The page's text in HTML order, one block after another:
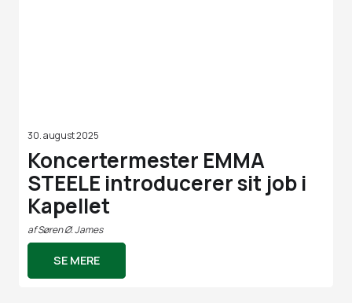
30. august 2025
Koncertermester EMMA
STEELE introducerer sit job i
Kapellet
afSøren Ø. James
SE MERE